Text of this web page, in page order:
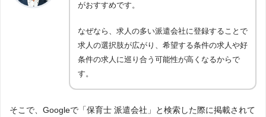
がおすすめです。
なぜなら、求人の多い派遣会社に登録することで
求人の選択肢が広がり、希望する条件の求人や好
条件の求人に巡り合う可能性が高くなるからで
す。
そこで、Googleで「保育士 派遣会社」と検索した際に掲載されて